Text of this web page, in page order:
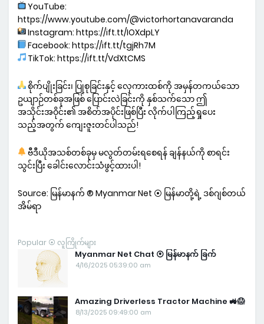
YouTube:
https://www.youtube.com/@victorhortanavaranda
Instagram: https://ift.tt/IOXdpLY
Facebook: https://ift.tt/tgjRh7M
TikTok: https://ift.tt/VdXtCMS
စိုက်ပျိုးခြင်း၊ ပြုစုခြင်းနှင့် လှေကားထစ်ကို အမှန်တကယ်သော
ဥယျာဉ်တစ်ခုအဖြစ် ပြောင်းလဲခြင်းကို နှစ်သက်သော ဤ
အသိုင်းအဝိုင်း၏ အစိတ်အပိုင်းဖြစ်ပြီး လိုက်ပါကြည့်ရှုပေး
သည့်အတွက် ကျေးဇူးတင်ပါသည်!
ဗီဒီယိုအသစ်တစ်ခုမှ မလွတ်တမ်းရစေရန် ချန်နယ်ကို စာရင်း
သွင်းပြီး ခေါင်းလောင်းသံဖွင့်ထားပါ!
Source: မြန်မာနက် ® Myanmar Net ⦿ မြန်မာတို့ရဲ့ ဒစ်ဂျစ်တယ်
အိမ်ရာ
Popular ⦿ လူကြိုက်များ
Myanmar Net Chat ⦿ မြန်မာနက် ခြက်
4/16/2025 05:39:00 am
Amazing Driverless Tractor Machine 🚜😱
8/13/2025 09:49:00 am